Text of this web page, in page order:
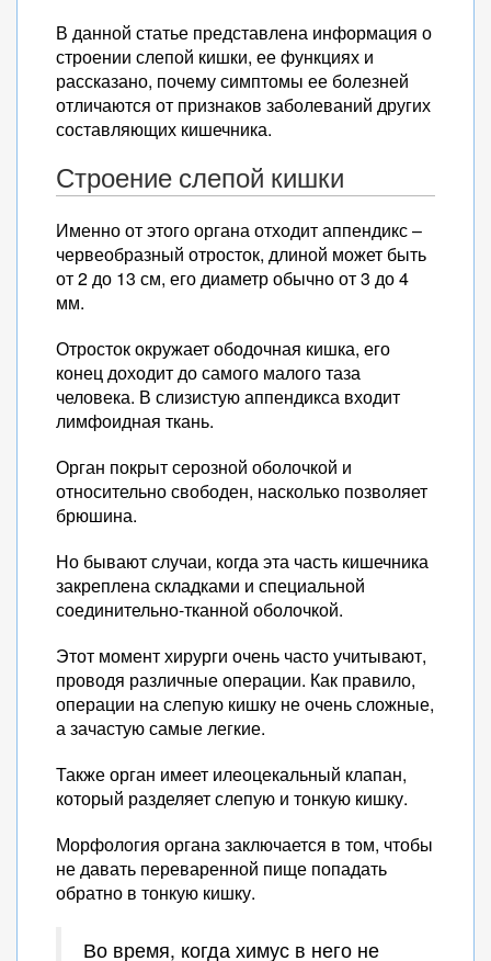
В данной статье представлена информация о
строении слепой кишки, ее функциях и
рассказано, почему симптомы ее болезней
отличаются от признаков заболеваний других
составляющих кишечника.
Строение слепой кишки
Именно от этого органа отходит аппендикс –
червеобразный отросток, длиной может быть
от 2 до 13 см, его диаметр обычно от 3 до 4
мм.
Отросток окружает ободочная кишка, его
конец доходит до самого малого таза
человека. В слизистую аппендикса входит
лимфоидная ткань.
Орган покрыт серозной оболочкой и
относительно свободен, насколько позволяет
брюшина.
Но бывают случаи, когда эта часть кишечника
закреплена складками и специальной
соединительно-тканной оболочкой.
Этот момент хирурги очень часто учитывают,
проводя различные операции. Как правило,
операции на слепую кишку не очень сложные,
а зачастую самые легкие.
Также орган имеет илеоцекальный клапан,
который разделяет слепую и тонкую кишку.
Морфология органа заключается в том, чтобы
не давать переваренной пище попадать
обратно в тонкую кишку.
Во время, когда химус в него не